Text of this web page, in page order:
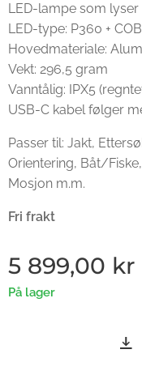
LED-lampe som
LED-type: P360 + COB
Hovedmateriale:
Vekt: 296,5 gram
Vanntålig: IPX5
USB-C kabel følger
Passer til: Jakt,
Orientering, Båt/
Mosjon m.m.
Fri frakt
5 899,00 kr
På lager